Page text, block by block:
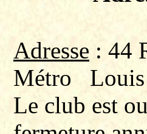
Adresse : 44
Métro
Le club est